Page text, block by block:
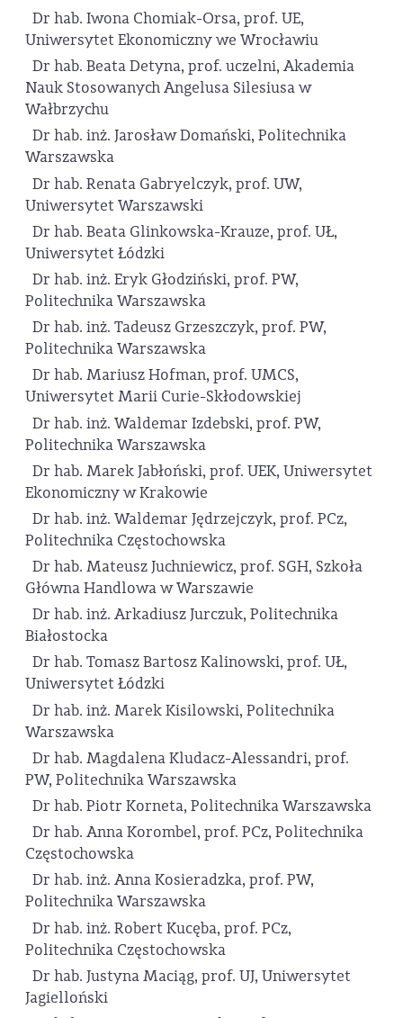
Dr hab. Iwona Chomiak-Orsa, prof. UE,
Uniwersytet Ekonomiczny we Wrocławiu
Dr hab. Beata Detyna, prof. uczelni, Akademia
Nauk Stosowanych Angelusa Silesiusa w
Wałbrzychu
Dr hab. inż. Jarosław Domański, Politechnika
Warszawska
Dr hab. Renata Gabryelczyk, prof. UW,
Uniwersytet Warszawski
Dr hab. Beata Glinkowska-Krauze, prof. UŁ,
Uniwersytet Łódzki
Dr hab. inż. Eryk Głodziński, prof. PW,
Politechnika Warszawska
Dr hab. inż. Tadeusz Grzeszczyk, prof. PW,
Politechnika Warszawska
Dr hab. Mariusz Hofman, prof. UMCS,
Uniwersytet Marii Curie-Skłodowskiej
Dr hab. inż. Waldemar Izdebski, prof. PW,
Politechnika Warszawska
Dr hab. Marek Jabłoński, prof. UEK, Uniwersytet
Ekonomiczny w Krakowie
Dr hab. inż. Waldemar Jędrzejczyk, prof. PCz,
Politechnika Częstochowska
Dr hab. Mateusz Juchniewicz, prof. SGH, Szkoła
Główna Handlowa w Warszawie
Dr hab. inż. Arkadiusz Jurczuk, Politechnika
Białostocka
Dr hab. Tomasz Bartosz Kalinowski, prof. UŁ,
Uniwersytet Łódzki
Dr hab. inż. Marek Kisilowski, Politechnika
Warszawska
Dr hab. Magdalena Kludacz-Alessandri, prof.
PW, Politechnika Warszawska
Dr hab. Piotr Korneta, Politechnika Warszawska
Dr hab. Anna Korombel, prof. PCz, Politechnika
Częstochowska
Dr hab. inż. Anna Kosieradzka, prof. PW,
Politechnika Warszawska
Dr hab. inż. Robert Kucęba, prof. PCz,
Politechnika Częstochowska
Dr hab. Justyna Maciąg, prof. UJ, Uniwersytet
Jagielloński